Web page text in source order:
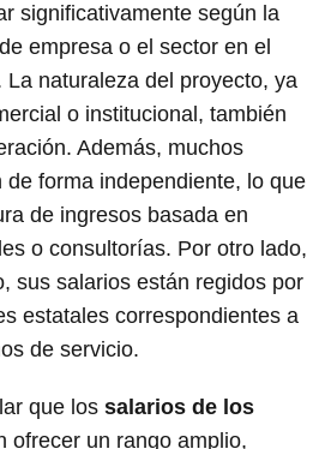
significativamente según la
empresa o el sector en el
naturaleza del proyecto, ya
o institucional, también
Además, muchos
forma independiente, lo que
de ingresos basada en
o consultorías. Por otro lado,
sus salarios están regidos por
estatales correspondientes a
de servicio.
que los salarios de los
ofrecer un rango amplio,